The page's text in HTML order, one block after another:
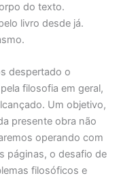
do texto.
livro desde já.
despertado o
filosofia em geral,
Um objetivo,
presente obra não
operando com
páginas, o desafio de
filosóficos e